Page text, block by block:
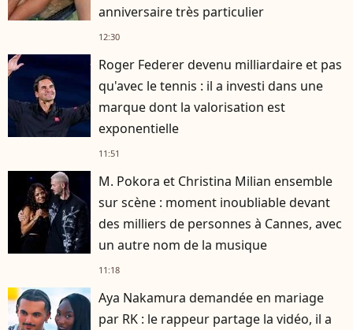
anniversaire très particulier
12:30
Roger Federer devenu milliardaire et pas
qu'avec le tennis : il a investi dans une
marque dont la valorisation est
exponentielle
11:51
M. Pokora et Christina Milian ensemble
sur scène : moment inoubliable devant
des milliers de personnes à Cannes, avec
un autre nom de la musique
11:18
Aya Nakamura demandée en mariage
par RK : le rappeur partage la vidéo, il a